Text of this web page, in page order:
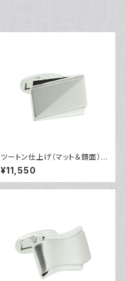
ツートン仕上げ（マット＆鏡面）カ
フリンクス VQC-0802
¥11,550